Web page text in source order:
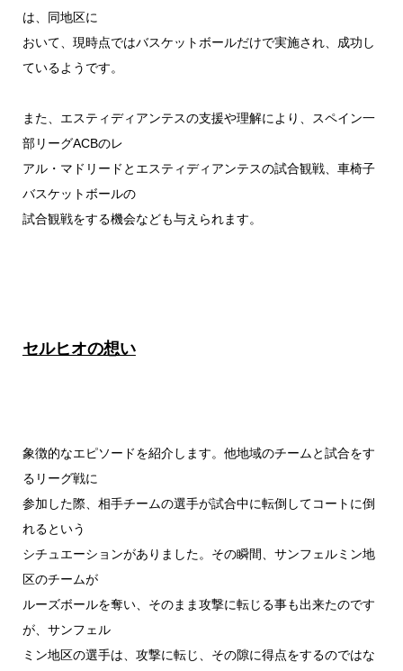
は、同地区に
おいて、現時点ではバスケットボールだけで実施され、成功し
ているようです。
また、エスティディアンテスの支援や理解により、スペイン一
部リーグACBのレ
アル・マドリードとエスティディアンテスの試合観戦、車椅子
バスケットボールの
試合観戦をする機会なども与えられます。
セルヒオの想い
象徴的なエピソードを紹介します。他地域のチームと試合をす
るリーグ戦に
参加した際、相手チームの選手が試合中に転倒してコートに倒
れるという
シチュエーションがありました。その瞬間、サンフェルミン地
区のチームが
ルーズボールを奪い、そのまま攻撃に転じる事も出来たのです
が、サンフェル
ミン地区の選手は、攻撃に転じ、その隙に得点をするのではな